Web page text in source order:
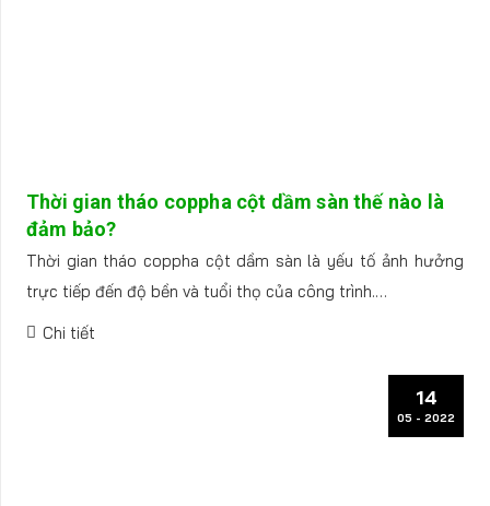
Thời gian tháo coppha cột dầm sàn thế nào là
đảm bảo?
Thời gian tháo coppha cột dầm sàn là yếu tố ảnh hưởng
trực tiếp đến độ bền và tuổi thọ của công trình.…
Chi tiết
14
05 - 2022